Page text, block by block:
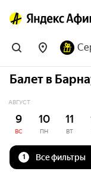
Балет в
АВГУСТ
9
ВС
10
ПН
11
ВТ
1 Все фильтры